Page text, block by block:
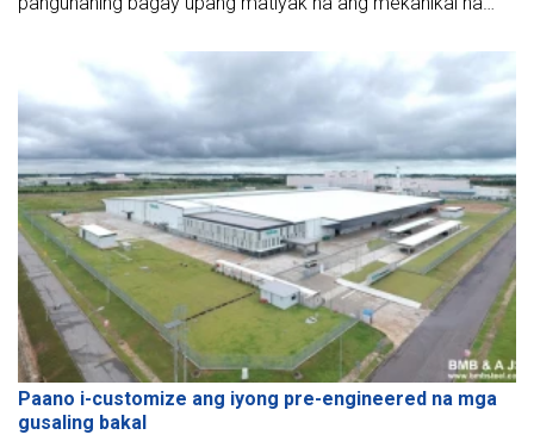
sukat na nagpapagana at nais na operasyon alinsunod sa
mga kinakailangan ng namumuhunang tagabuo.
Paano i-customize ang iyong pre-engineered na mga
gusaling bakal